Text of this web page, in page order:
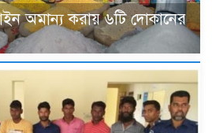
অমান্য করায় ৬টি দোকানের